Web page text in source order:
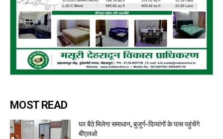
MOST READ
घर बैठे मिलेगा समाधान, बुजुर्ग-दिव्यांगों के पास पहुंचेंगे
बीएलओ